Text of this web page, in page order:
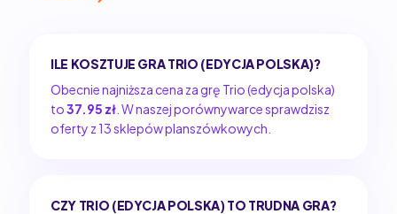
ILE KOSZTUJE GRA TRIO (EDYCJA POLSKA)?
Obecnie najniższa cena za grę Trio (edycja polska)
to37.95 zł . W naszej porównywarce sprawdzisz
oferty z 13 sklepów planszówkowych.
CZY TRIO (EDYCJA POLSKA) TO TRUDNA GRA?